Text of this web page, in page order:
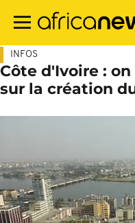
contenu
INFOS
Côte d'Ivoire :
sur la création